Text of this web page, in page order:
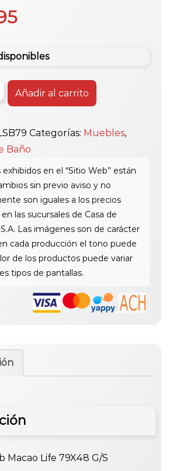
Añadir al carrito
Categorías: Muebles,
Baño
Macao Life 79X48 G/S